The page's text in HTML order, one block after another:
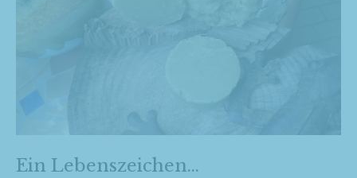
Ein Lebenszeichen…